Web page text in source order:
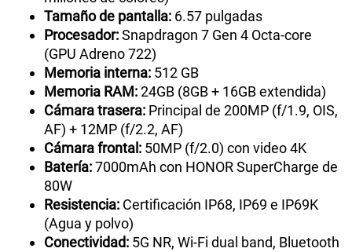
Tamaño de pantalla: 6.57 pulgadas
Procesador:Snapdragon 7 Gen 4 Octa-core
(GPU Adreno 722)
Memoria interna: 512 GB
Memoria RAM:24GB (8GB + 16GB extendida)
Cámara trasera: Principal de 200MP (f/1.9, OIS,
AF) + 12MP (f/2.2, AF)
Cámara frontal: 50MP (f/2.0) con video 4K
Batería:7000mAh con HONOR SuperCharge de
80W
Resistencia: Certificación IP68, IP69 e IP69K
(Agua y polvo)
Conectividad: 5G NR, Wi-Fi dual band, Bluetooth